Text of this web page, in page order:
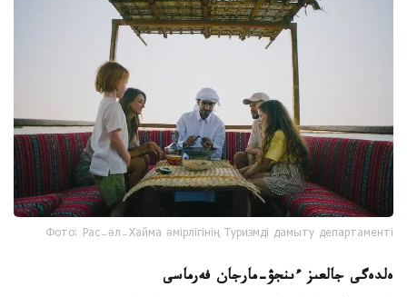
Фото: Рас-әл-Хайма әмірлігінің Туризмді дамыту департаменті
ەلدەگى جالعىز ءىنجۋ-مارجان فەرماسى